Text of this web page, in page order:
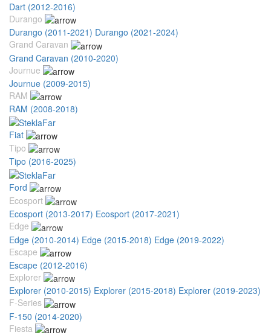
Dart (2012-2016)
Durango
Durango (2011-2021) Durango (2021-2024)
Grand Caravan
Grand Caravan (2010-2020)
Journue
Journue (2009-2015)
RAM
RAM (2008-2018)
Fiat
Tipo
Tipo (2016-2025)
Ford
Ecosport
Ecosport (2013-2017) Ecosport (2017-2021)
Edge
Edge (2010-2014) Edge (2015-2018) Edge (2019-2022)
Escape
Escape (2012-2016)
Explorer
Explorer (2010-2015) Explorer (2015-2018) Explorer (2019-2023)
F-Series
F-150 (2014-2020)
Fiesta